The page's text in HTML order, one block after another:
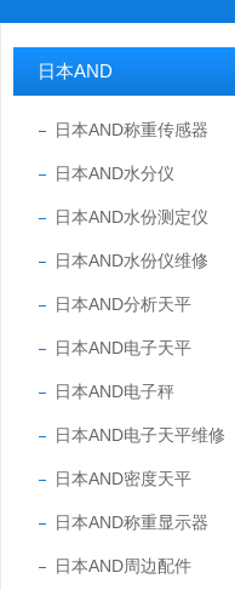
日本AND
日本AND称重传感器
日本AND水分仪
日本AND水份测定仪
日本AND水份仪维修
日本AND分析天平
日本AND电子天平
日本AND电子秤
日本AND电子天平维修
日本AND密度天平
日本AND称重显示器
日本AND周边配件